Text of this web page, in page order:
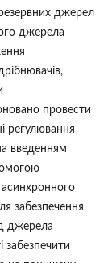
джерел
джерела
провести
регулювання
введенням
забезпечення
джерела